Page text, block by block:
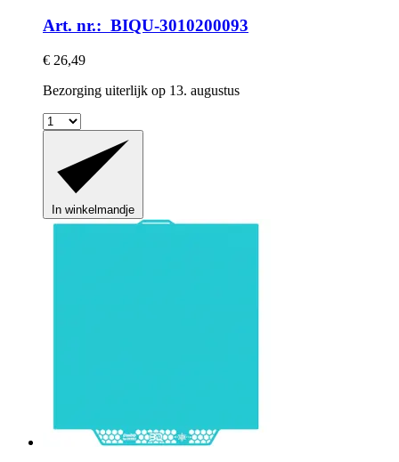
Art. nr.: BIQU-3010200093
€ 26,49
Bezorging uiterlijk op 13. augustus
In winkelmandje